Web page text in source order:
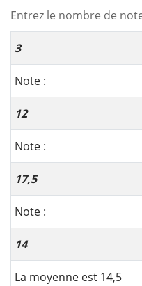
Entrez le nombre de
3
Note :
12
Note :
17,5
Note :
14
La moyenne est 14,5